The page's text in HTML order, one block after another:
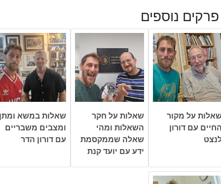
פרקים נוספים
על מקור
עם דורון
שאלות על חקר
השאלות ומהי
שאלה שממקסמת
ידע עם יועד קנת
שאלות במשא
ומצבים משבריים
עם דורון הדר